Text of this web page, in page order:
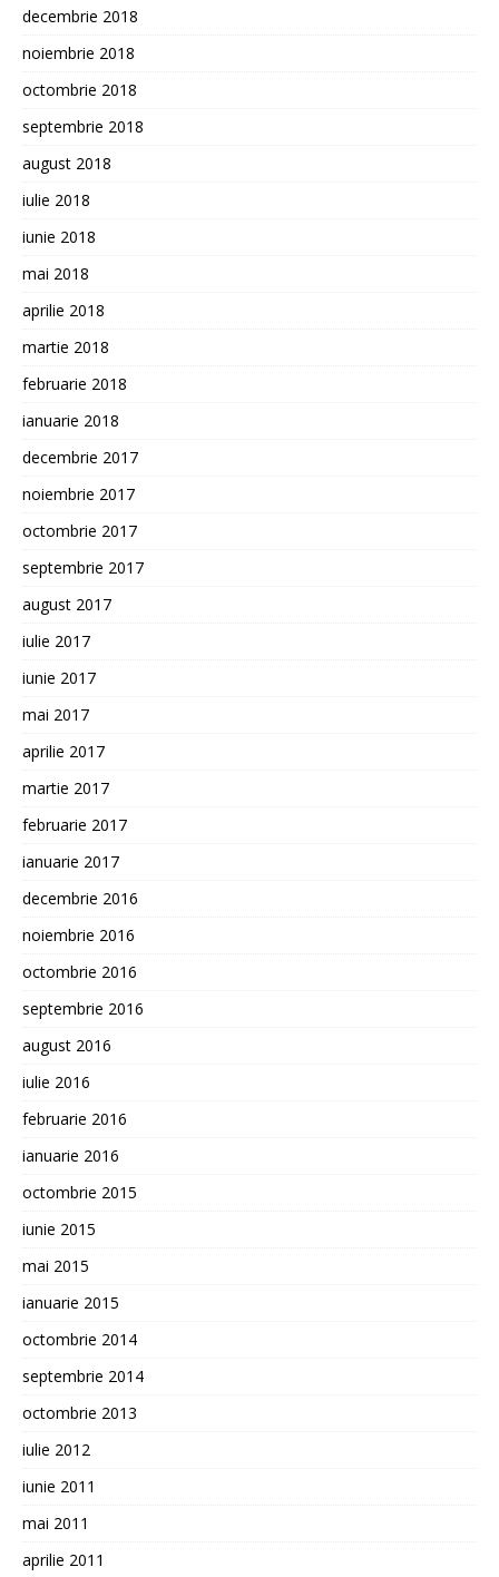
decembrie 2018
noiembrie 2018
octombrie 2018
septembrie 2018
august 2018
iulie 2018
iunie 2018
mai 2018
aprilie 2018
martie 2018
februarie 2018
ianuarie 2018
decembrie 2017
noiembrie 2017
octombrie 2017
septembrie 2017
august 2017
iulie 2017
iunie 2017
mai 2017
aprilie 2017
martie 2017
februarie 2017
ianuarie 2017
decembrie 2016
noiembrie 2016
octombrie 2016
septembrie 2016
august 2016
iulie 2016
februarie 2016
ianuarie 2016
octombrie 2015
iunie 2015
mai 2015
ianuarie 2015
octombrie 2014
septembrie 2014
octombrie 2013
iulie 2012
iunie 2011
mai 2011
aprilie 2011